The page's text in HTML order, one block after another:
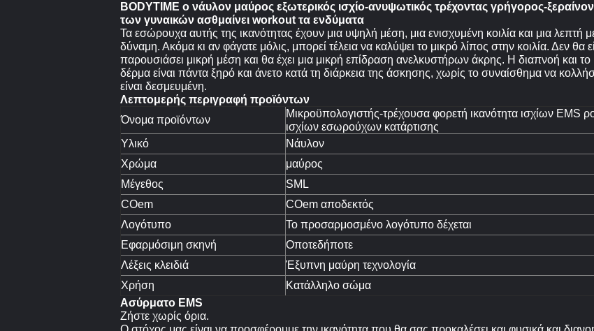
BODYTIME ο νάυλον μαύρος εξωτερικός ισχίο-ανυψωτικός τρέχοντας γρήγορος-
των γυναικών ασθμαίνει workout τα ενδύματα
Τα εσώρουχα αυτής της ικανότητας έχουν μια υψηλή μέση, μια ενισχυμένη κοιλία και μια λεπτή
δύναμη. Ακόμα κι αν φάγατε μόλις, μπορεί τέλεια να καλύψει το μικρό λίπος στην κοιλία. Δεν θα
παρουσιάσει μικρή μέση και θα έχει μια μικρή επίδραση ανελκυστήρων άκρης. Η διαπνοή και
δέρμα είναι πάντα ξηρό και άνετο κατά τη διάρκεια της άσκησης, χωρίς το συναίσθημα να
είναι δεσμευμένη.
Λεπτομερής περιγραφή προϊόντων
Όνομα προϊόντων
Μικροϋπολογιστής-τρέχουσα φορετή ικανότητα ισχίων EMS
ισχίων εσωρούχων κατάρτισης
Υλικό
Νάυλον
Χρώμα
μαύρος
Μέγεθος
SML
COem
COem αποδεκτός
Λογότυπο
Το προσαρμοσμένο λογότυπο δέχεται
Εφαρμόσιμη σκηνή
Οποτεδήποτε
Λέξεις κλειδιά
Έξυπνη μαύρη τεχνολογία
Χρήση
Κατάλληλο σώμα
Ασύρματο EMS
Ζήστε χωρίς όρια.